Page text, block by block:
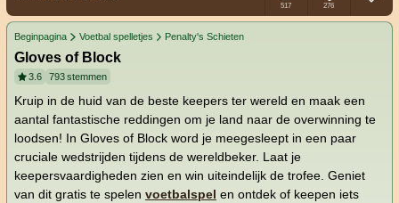
517 276
Beginpagina Voetbal spelletjes Penalty's Schieten
Gloves of Block
3.6 793stemmen
Kruip in de huid van de beste keepers ter wereld en maak een
aantal fantastische reddingen om je land naar de overwinning te
loodsen! In Gloves of Block word je meegesleept in een paar
cruciale wedstrijden tijdens de wereldbeker. Laat je
keepersvaardigheden zien en win uiteindelijk de trofee. Geniet
van dit gratis te spelen voetbalspel en ontdek of keepen iets